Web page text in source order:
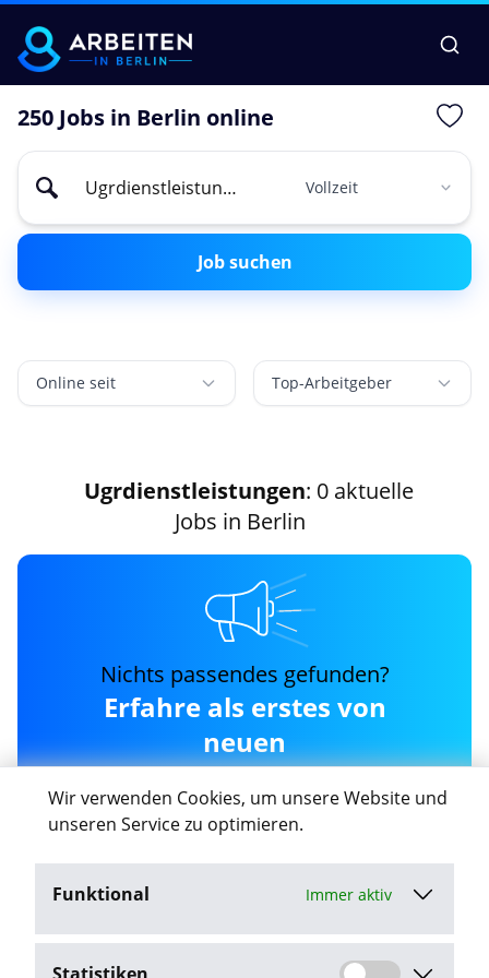
Wir verwenden Cookies, um unsere Website und
unseren Service zu optimieren.
Funktional Immer aktiv
250 Jobs in Berlin online
Job suchen
Online seit Top-Arbeitgeber
Ugrdienstleistungen: 0 aktuelle
Jobs in Berlin
Nichts passendes gefunden?
Erfahre als erstes von
neuen
ugrdienstleistungen Jobs
in Berlin